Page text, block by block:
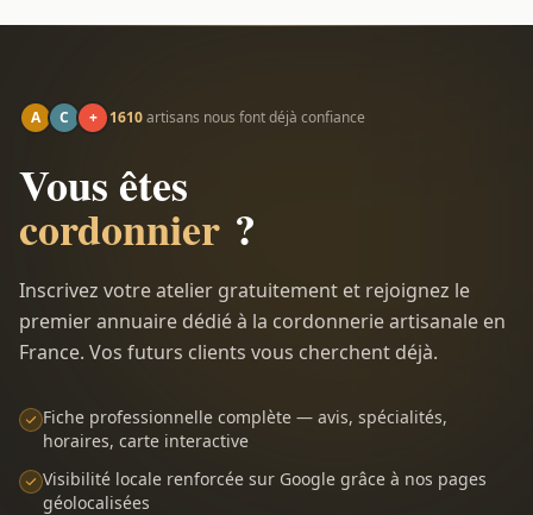
A C + 1610artisans nous font déjà confiance
Vous êtes
cordonnier ?
Inscrivez votre atelier gratuitement et rejoignez le
premier annuaire dédié à la cordonnerie artisanale en
France. Vos futurs clients vous cherchent déjà.
Fiche professionnelle complète — avis, spécialités,
horaires, carte interactive
Visibilité locale renforcée sur Google grâce à nos pages
géolocalisées